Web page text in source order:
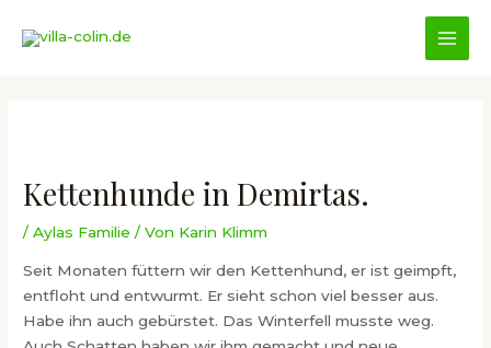
Inhalt
Kettenhunde in Demirtas.
/Aylas Familie / Von Karin Klimm
Seit Monaten füttern wir den Kettenhund, er ist geimpft,
entfloht und entwurmt. Er sieht schon viel besser aus.
Habe ihn auch gebürstet. Das Winterfell musste weg.